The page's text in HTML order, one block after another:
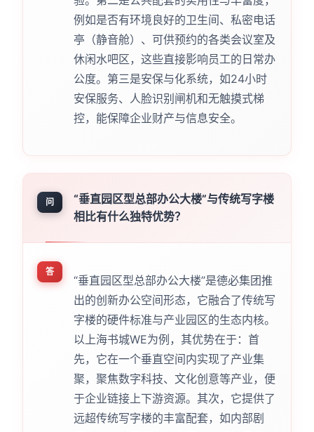
例如是否有环境良好的卫生间、私密电话
亭（静音舱）、可供预约的各类会议室及
休闲水吧区，这些直接影响员工的日常办
公度。第三是安保与化系统，如24小时
安保服务、人脸识别闸机和无触摸式梯
控，能保障企业财产与信息安全。
问
“垂直园区型总部办公大楼”与传统写字楼
相比有什么独特优势？
答
“垂直园区型总部办公大楼”是德必集团推
出的创新办公空间形态，它融合了传统写
字楼的硬件标准与产业园区的生态内核。
以上海书城WE为例，其优势在于：首
先，它在一个垂直空间内实现了产业集
聚，聚焦数字科技、文化创意等产业，便
于企业链接上下游资源。其次，它提供了
远超传统写字楼的丰富配套，如内部剧